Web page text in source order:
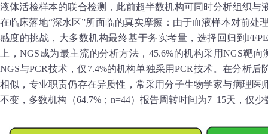
液体活检样本的联合检测，此前超半数机构可同时分析组织与
在临床落地“深水区”所面临的真实摩擦：由于血液样本对前处
感度的挑战，大多数机构最终基于务实考量，选择回归到
上，NGS成为最主流的分析方法，45.6%的机构采用NGS靶
NGS与PCR技术，仅7.4%的机构单独采用PCR技术。在分析后
相似，专业职责仍存在异质性，常采用分子生物学家与病理医
不变，多数机构（64.7%；n=44）报告周转时间为7–15天，仅少